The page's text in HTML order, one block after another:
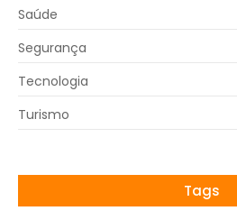
Saúde
Segurança
Tecnologia
Turismo
Tags